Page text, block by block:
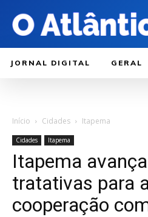
JORNAL DIGITAL GERAL
Início Cidades Itapema
Cidades Itapema
Itapema
tratativas para
cooperação